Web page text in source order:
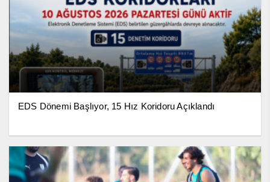
EDS Dönemi Başlıyor, 15 Hız Koridoru Açıklandı